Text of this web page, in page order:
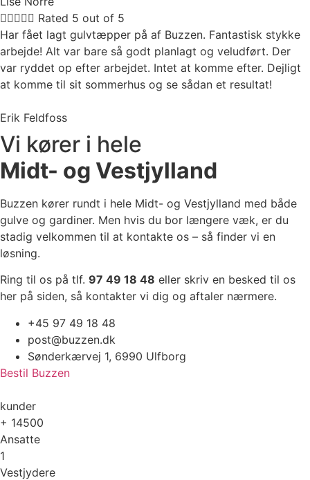
 Rated 5 out of 5
Har fået lagt gulvtæpper på af Buzzen. Fantastisk stykke
arbejde! Alt var bare så godt planlagt og veludført. Der
var ryddet op efter arbejdet. Intet at komme efter. Dejligt
at komme til sit sommerhus og se sådan et resultat!
Erik Feldfoss
Vi kører i hele
Midt- og Vestjylland
Buzzen kører rundt i hele Midt- og Vestjylland med både
gulve og gardiner. Men hvis du bor længere væk, er du
stadig velkommen til at kontakte os – så finder vi en
løsning.
Ring til os på tlf. 97 49 18 48 eller skriv en besked til os
her på siden, så kontakter vi dig og aftaler nærmere.
+45 97 49 18 48
post@buzzen.dk
Sønderkærvej 1, 6990 Ulfborg
Bestil Buzzen
kunder
+ 14500
Ansatte
1
Vestjydere